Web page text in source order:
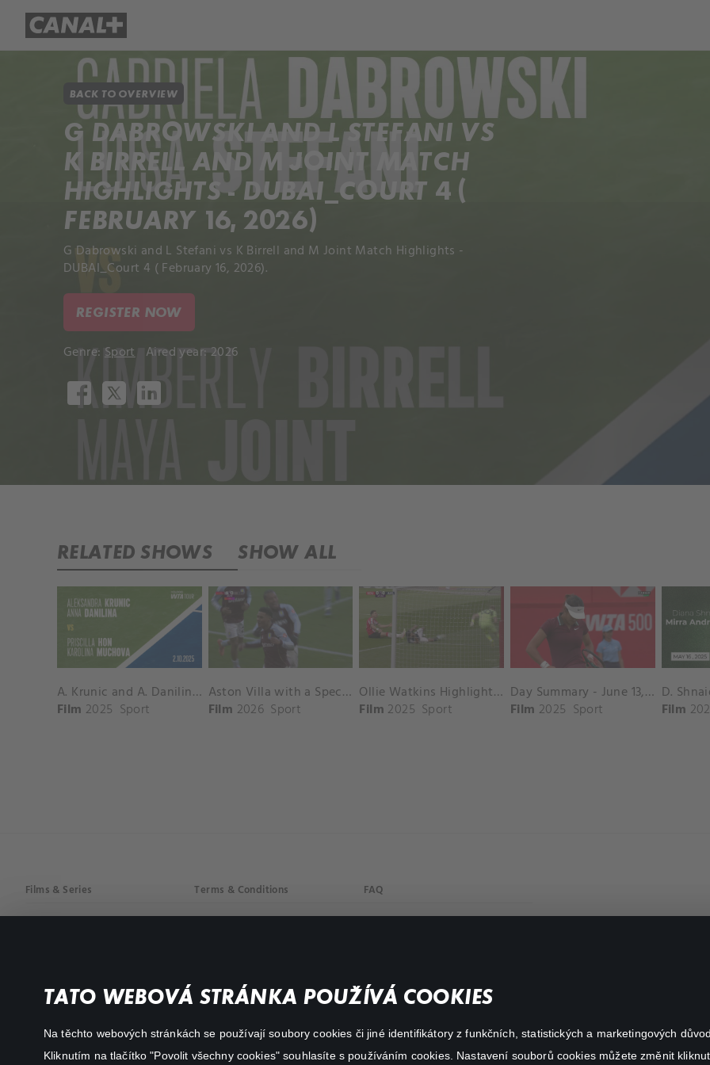
TATO WEBOVÁ STRÁNKA POUŽÍVÁ COOKIES
Na těchto webových stránkách se používají soubory cookies či jiné identifikátory z funkčních, statistických a marketingových
Kliknutím na tlačítko "Povolit všechny cookies" souhlasíte s používáním cookies. Nastavení souborů cookies můžete změnit
BACK TO OVERVIEW
G DABROWSKI AND L STEFANI VS
K BIRRELL AND M JOINT MATCH
HIGHLIGHTS - DUBAI_COURT 4 (
FEBRUARY 16, 2026)
G Dabrowski and L Stefani vs K Birrell and M Joint Match Highlights -
DUBAI_Court 4 ( February 16, 2026).
REGISTER NOW
Genre: Sport Aired year: 2026
RELATED SHOWS SHOW ALL
A. Krunic and A. Danilina vs. P. Hon and K. Muchova Match Highlights - BEIJING_Capital Group Diamond ( October 02, 2025)
Film 2025 Sport
Aston Villa with a Spectacular Goal vs. Nottingham Forest
Film 2026 Sport
Ollie Watkins Highlights vs. Southampton
Film 2025 Sport
Day Summary - June 13, 2025
Film 2025 Sport
Film
Films & Series
Action
Terms & Conditions FAQ